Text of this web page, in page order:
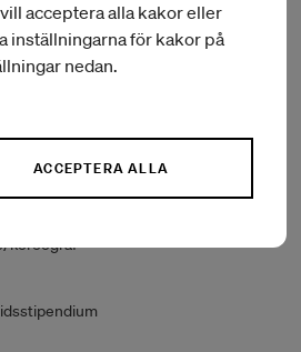
koreograf
acceptera alla kakor eller
inställningarna för kakor på
nedan.
ACCEPTERA ALLA